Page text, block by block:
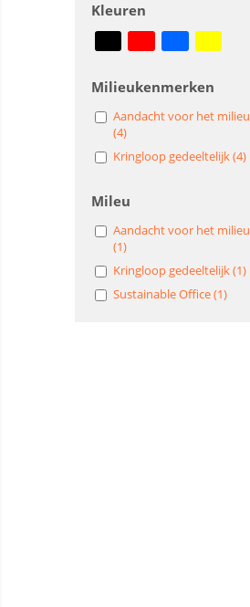
Kleuren
Milieukenmerken
Aandacht voor het milieu
(4)
Kringloop gedeeltelijk (4)
Mileu
Aandacht voor het milieu
(1)
Kringloop gedeeltelijk (1)
Sustainable Office (1)